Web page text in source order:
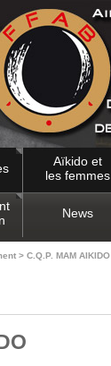
Aïkido et
les femmes
News
> C.Q.P. MAM AIKIDO